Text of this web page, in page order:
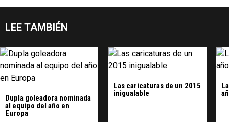
LEE TAMBIÉN
Dupla goleadora nominada
al equipo del año en
Europa
Las caricaturas de un 2015
inigualable